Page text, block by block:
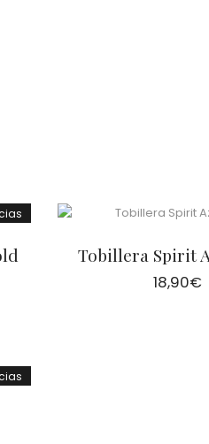
Tobillera Spirit
18,90€